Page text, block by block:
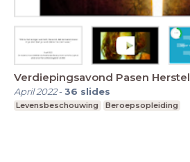
Verdiepingsavond Pasen Herstel
April 2022-36 slides
Levensbeschouwing Beroepsopleiding